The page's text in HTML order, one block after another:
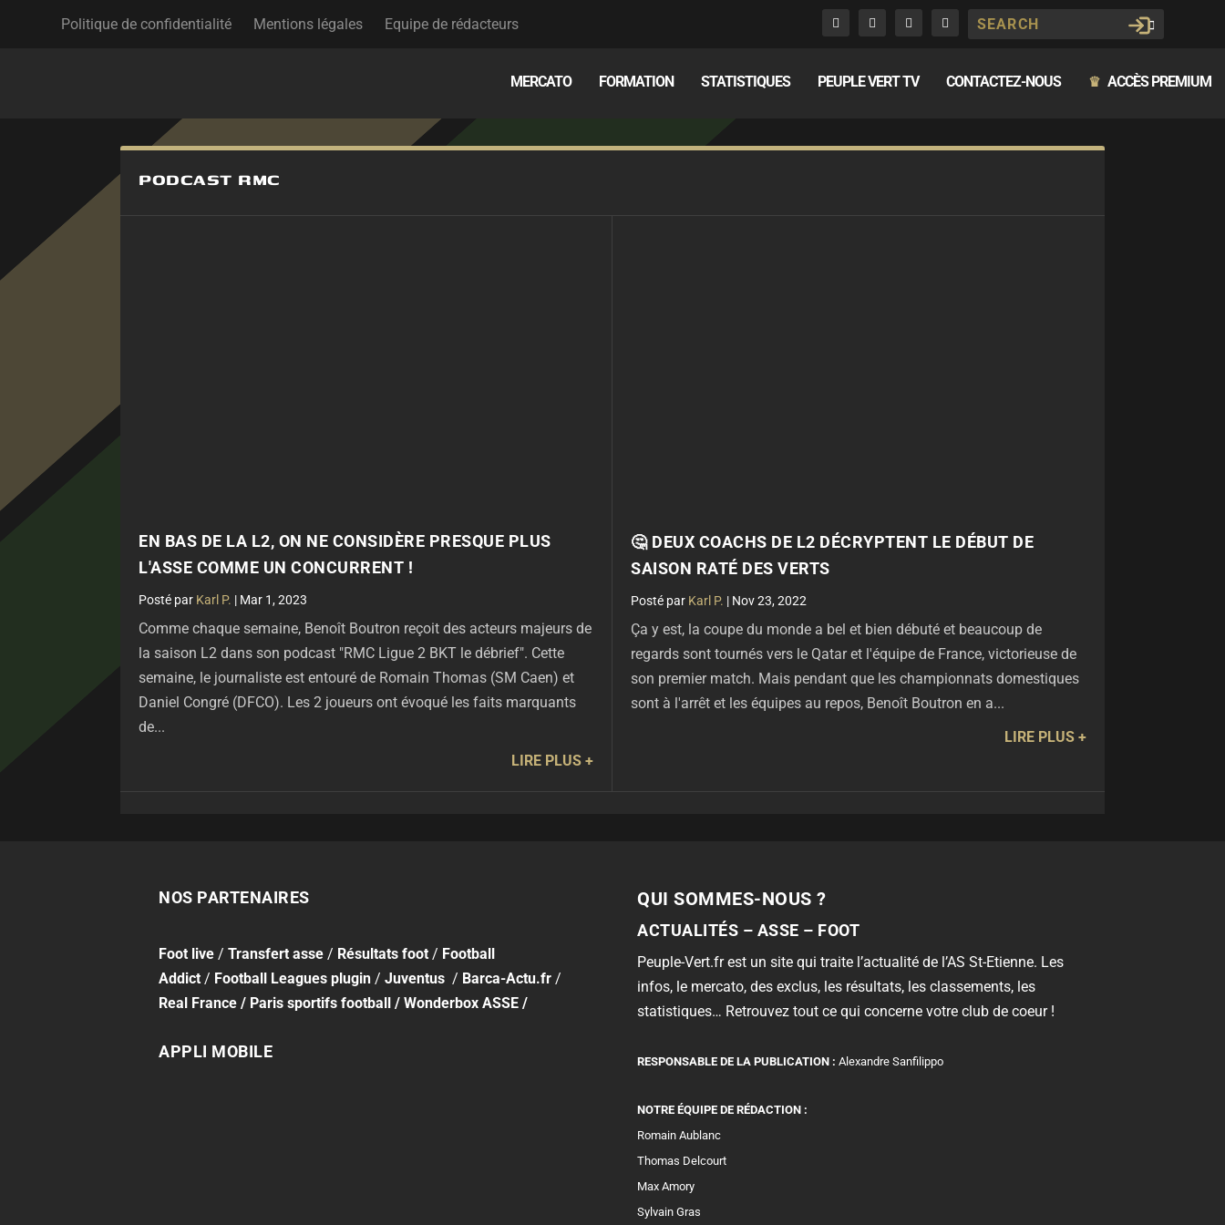
Politique de confidentialité Mentions légales Equipe de rédacteurs
MERCATO FORMATION STATISTIQUES PEUPLE VERT TV CONTACTEZ-NOUS ♛ ACCÈS PREMIUM
PODCAST RMC
EN BAS DE LA L2, ON NE CONSIDÈRE PRESQUE PLUS
L'ASSE COMME UN CONCURRENT !
par Karl P. | Mar 1, 2023
Comme chaque semaine, Benoît Boutron reçoit des acteurs majeurs de
la saison L2 dans son podcast "RMC Ligue 2 BKT le débrief". Cette
semaine, le journaliste est entouré de Romain Thomas (SM Caen) et
Daniel Congré (DFCO). Les 2 joueurs ont évoqué les faits marquants
de...
LIRE PLUS
🤔 DEUX COACHS DE L2 DÉCRYPTENT LE DÉBUT DE
SAISON RATÉ DES VERTS
par Karl P. | Nov 23, 2022
Ça y est, la coupe du monde a bel et bien débuté et beaucoup de
regards sont tournés vers le Qatar et l'équipe de France, victorieuse de
son premier match. Mais pendant que les championnats domestiques
sont à l'arrêt et les équipes au repos, Benoît Boutron en a...
LIRE PLUS
NOS PARTENAIRES
Foot live /Transfert asse / Résultats foot / Football
Addict / Football Leagues plugin /Juventus / Barca-Actu.fr /
Real France / Paris sportifs football /Wonderbox ASSE /
APPLI MOBILE
QUI SOMMES-NOUS ?
ACTUALITÉS – ASSE – FOOT
Peuple-Vert.fr est un site qui traite l’actualité de l’AS St-Etienne. Les
infos, le mercato, des exclus, les résultats, les classements, les
statistiques… Retrouvez tout ce qui concerne votre club de coeur !
RESPONSABLE DE LA PUBLICATION : Alexandre Sanfilippo
NOTRE ÉQUIPE DE RÉDACTION :
Romain Aublanc
Thomas Delcourt
Max Amory
Sylvain Gras